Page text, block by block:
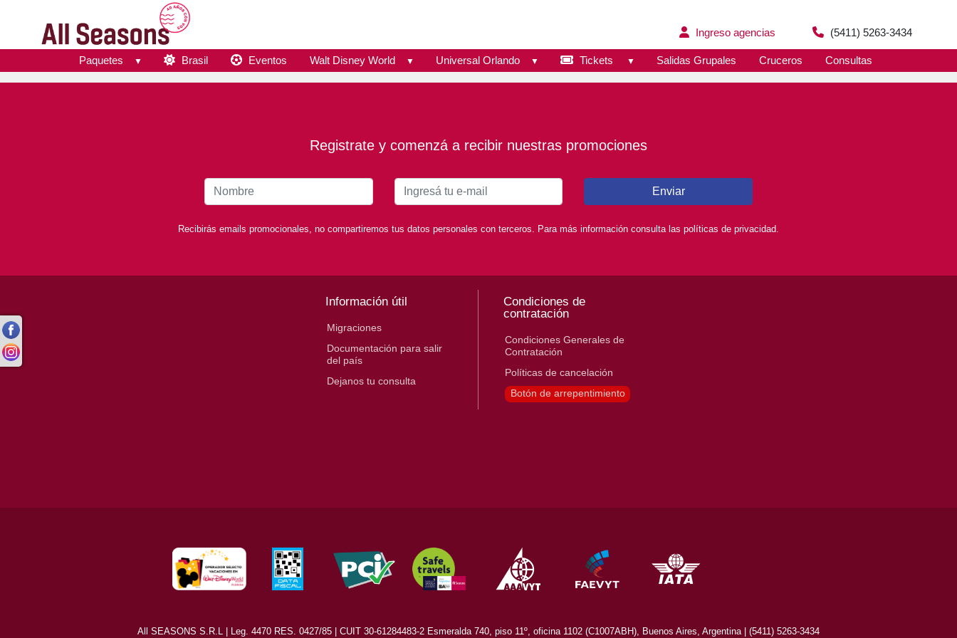
Ingreso agencias (5411) 5263-3434
Paquetes Brasil Eventos Walt Disney World Universal Orlando Tickets Salidas Grupales Cruceros Consultas
Registrate y comenzá a recibir nuestras promociones
Enviar
Recibirás emails promocionales, no compartiremos tus datos personales con terceros. Para más información consulta las políticas de privacidad.
Información útil
Migraciones
Documentación para salir
del país
Dejanos tu consulta
Condiciones de
contratación
Condiciones Generales de
Contratación
Políticas de cancelación
Botón de arrepentimiento
All SEASONS S.R.L | Leg. 4470 RES. 0427/85 | CUIT 30-61284483-2 Esmeralda 740, piso 11º, oficina 1102 (C1007ABH), Buenos Aires, Argentina | (5411) 5263-3434